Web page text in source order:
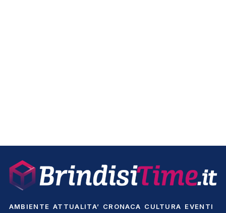
AMBIENTE ATTUALITA’ CRONACA CULTURA EVENTI